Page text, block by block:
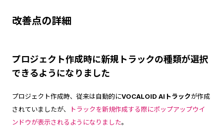
改善点の詳細
プロジェクト作成時に新規トラックの種類が選択
できるようになりました
プロジェクト作成時、従来は自動的にVOCALOID AIトラックが作成
されていましたが、
トラックを新規作成する際にポップアップウイ
ンドウが表示されるようになりました。